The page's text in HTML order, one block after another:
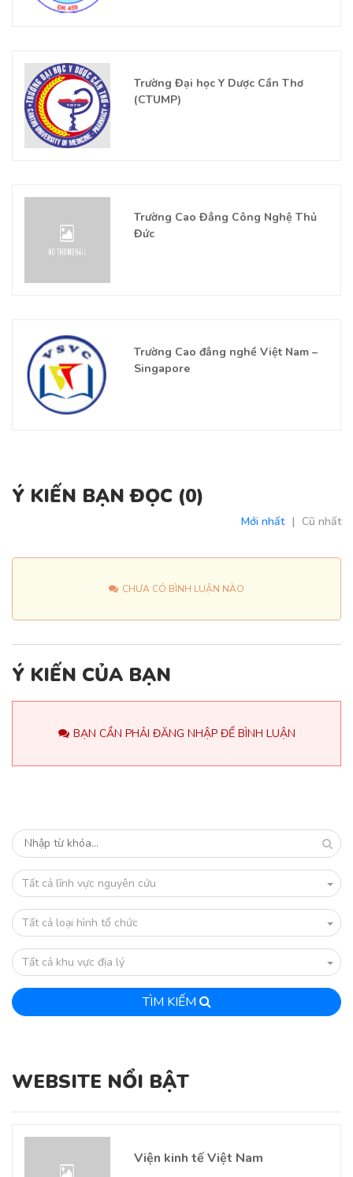
Trường Đại học Y Dược Cần Thơ
(CTUMP)
Trường Cao Đẳng Công Nghệ Thủ
Đức
Trường Cao đẳng nghề Việt Nam –
Singapore
Ý KIẾN BẠN ĐỌC (0)
Mới nhất | Cũ nhất
CHƯA CÓ BÌNH LUẬN NÀO
Ý KIẾN CỦA BẠN
BẠN CẦN PHẢI ĐĂNG NHẬP ĐỂ BÌNH LUẬN
Tất cả lĩnh vực nguyên cứu
Tất cả loại hình tổ chức
Tất cả khu vực địa lý
TÌM KIẾM
WEBSITE NỔI BẬT
Viện kinh tế Việt Nam